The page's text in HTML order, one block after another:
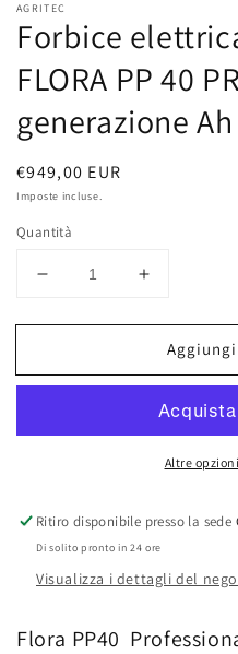
AGRITEC
Forbice
FLORA PP 40
generazione
Prezzo
di
listino
€949,00 EUR
Imposte incluse.
Quantità
Diminuisci
per
elettrica
PRO
generazione
Ah
Aumenta
per
Forbice
elettrica
Batteria
PP
3°
generazione
Ah
Altre
Ritiro disponibile presso la sede
Di solito pronto in 24 ore
Visualizza i dettagli del
Flora PP40